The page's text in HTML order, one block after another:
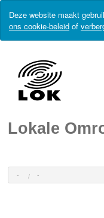
Deze website maakt
ons cookie-beleid of
Lokale
- -